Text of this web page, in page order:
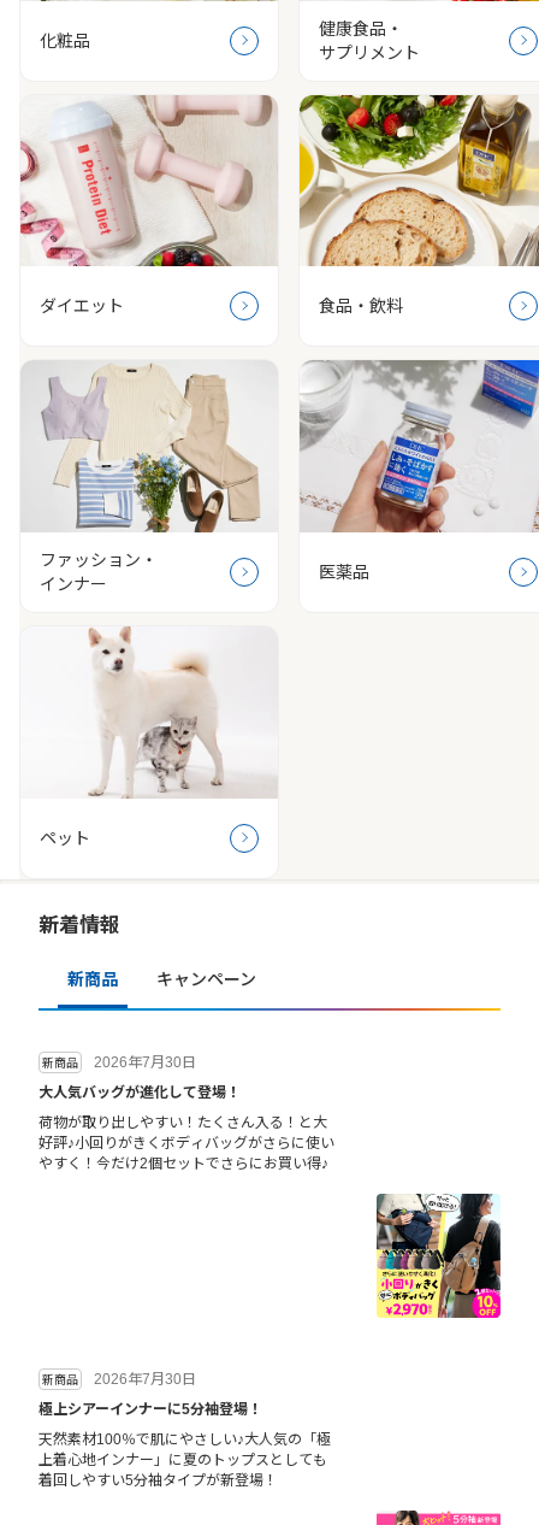
化粧品
健康食品・
サプリメント
ダイエット 食品・飲料
ファッション・
インナー
医薬品
ペット
新着情報
新商品 キャンペーン
新商品
2026年7月30日
大人気バッグが進化して登場！
荷物が取り出しやすい！たくさん入る！と大
好評♪小回りがきくボディバッグがさらに使い
やすく！今だけ2個セットでさらにお買い得♪
新商品
2026年7月30日
極上シアーインナーに5分袖登場！
天然素材100％で肌にやさしい♪大人気の「極
上着心地インナー」に夏のトップスとしても
着回しやすい5分袖タイプが新登場！